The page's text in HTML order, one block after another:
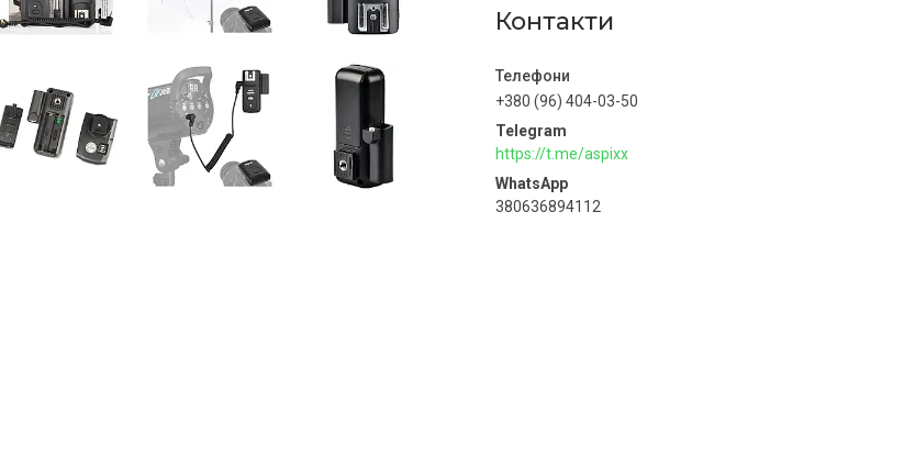
Контакти
+380 (96) 404-03-50
https://t.me/aspixx
380636894112